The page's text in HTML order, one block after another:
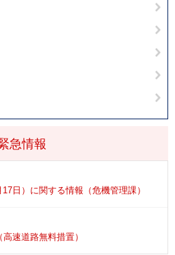
急情報
日）に関する情報（危機管理課）
速道路無料措置）